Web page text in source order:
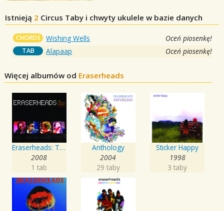
Istnieją 2 Circus Taby i chwyty ukulele w bazie danych
CHORDS Wishing Wells Oceń piosenkę!
TAB Alapaap Oceń piosenkę!
Więcej albumów od Eraserheads
Eraserheads: The Reunion Concert!
2008
1 tab
Anthology
2004
29 taby
Sticker Happy
1998
3 taby